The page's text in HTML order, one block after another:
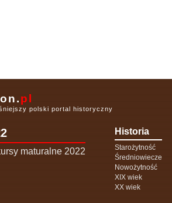
pl
polski portal historyczny
maturalne 2022
Historia
Starożytność
Średniowiecze
Nowożytność
XIX wiek
XX wiek